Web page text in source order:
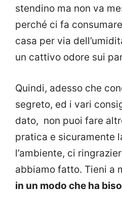
stendino ma non va
perché ci fa
casa per via
un cattivo odore sui
Quindi, adesso che
segreto, ed i vari
dato, non puoi fare
pratica e sicuramente
l’ambiente, ci
abbiamo fatto. Tieni a
in un modo che ha